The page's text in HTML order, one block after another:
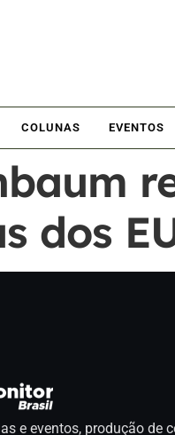
COLUNAS EVENTOS
dos
e eventos, produção de